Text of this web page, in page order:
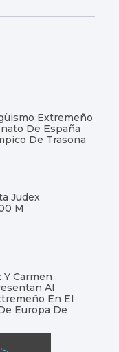
Extremeño
De España
De Trasona
Judex
M
Carmen
Al
En El
Europa De